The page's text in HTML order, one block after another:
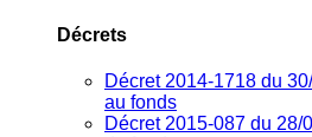
Décrets
Décret 2014-1718 du
au fonds
Décret 2015-087 du 28/